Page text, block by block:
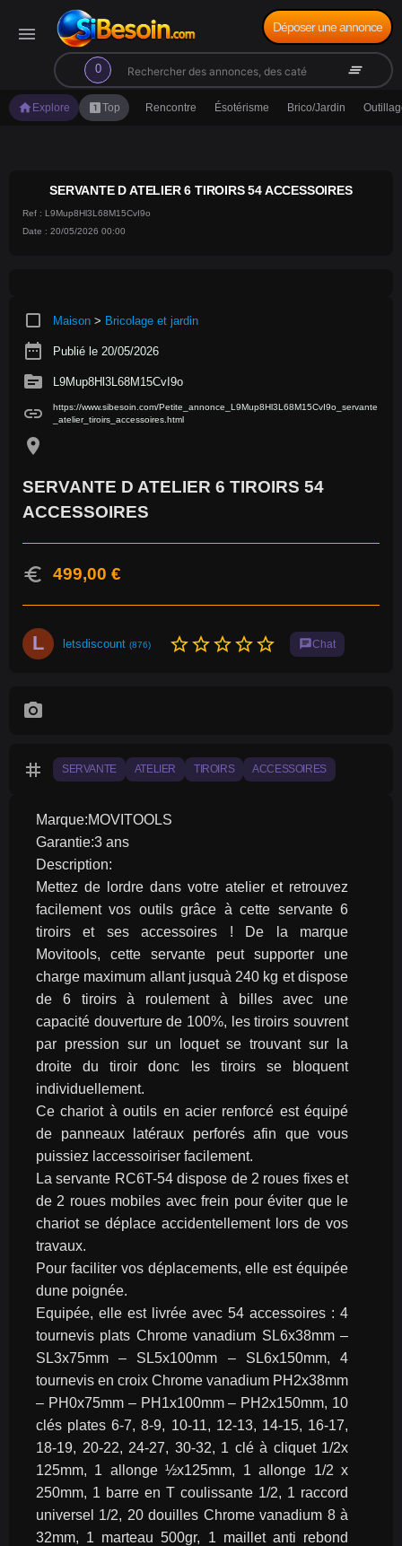
menu
0
search clear_all
Déposer une annonce
home Explore looks_oneTop Rencontre Ésotérisme Brico/Jardin
SERVANTE D ATELIER 6 TIROIRS 54 ACCESSOIRES
Ref : L9Mup8Hl3L68M15CvI9o
Date : 20/05/2026 00:00
crop_square Maison > Bricolage et jardin
date_range Publié le 20/05/2026
source L9Mup8Hl3L68M15CvI9o
link
https://www.sibesoin.com/Petite_annonce_L9Mup8Hl3L68M15CvI9o_servante
_atelier_tiroirs_accessoires.html
location_on
SERVANTE D ATELIER 6 TIROIRS 54
ACCESSOIRES
euro 499,00 €
L letsdiscount (876) star_borderstar_borderstar_borderstar_borderstar_border chatChat
photo_camera
tag SERVANTE ATELIER TIROIRS ACCESSOIRES
Marque:MOVITOOLS
Garantie:3 ans
Description:
Mettez de lordre dans votre atelier et retrouvez
facilement vos outils grâce à cette servante 6
tiroirs et ses accessoires ! De la marque
Movitools, cette servante peut supporter une
charge maximum allant jusquà 240 kg et dispose
de 6 tiroirs à roulement à billes avec une
capacité douverture de 100%, les tiroirs souvrent
par pression sur un loquet se trouvant sur la
droite du tiroir donc les tiroirs se bloquent
individuellement.
Ce chariot à outils en acier renforcé est équipé
de panneaux latéraux perforés afin que vous
puissiez laccessoiriser facilement.
La servante RC6T-54 dispose de 2 roues fixes et
de 2 roues mobiles avec frein pour éviter que le
chariot se déplace accidentellement lors de vos
travaux.
Pour faciliter vos déplacements, elle est équipée
dune poignée.
Equipée, elle est livrée avec 54 accessoires : 4
tournevis plats Chrome vanadium SL6x38mm –
SL3x75mm – SL5x100mm – SL6x150mm, 4
tournevis en croix Chrome vanadium PH2x38mm
– PH0x75mm – PH1x100mm – PH2x150mm, 10
clés plates 6-7, 8-9, 10-11, 12-13, 14-15, 16-17,
18-19, 20-22, 24-27, 30-32, 1 clé à cliquet 1/2x
125mm, 1 allonge ½x125mm, 1 allonge 1/2 x
250mm, 1 barre en T coulissante 1/2, 1 raccord
universel 1/2, 20 douilles Chrome vanadium 8 à
32mm, 1 marteau 500gr, 1 maillet anti rebond